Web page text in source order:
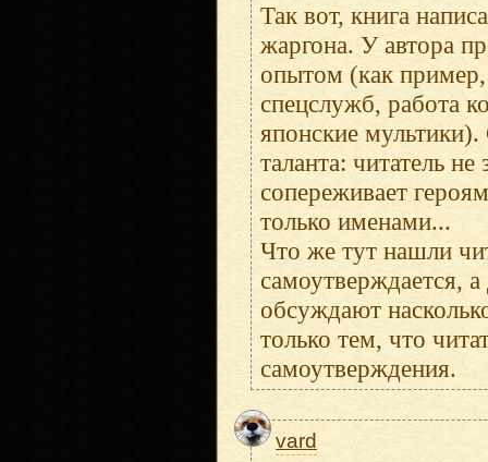
Так вот, книга
жаргона. У автора
опытом (как пример,
спецслужб, работа
японские мультики).
таланта: читатель
сопереживает
только именами...
Что же тут нашли
самоутверждается,
обсуждают
только тем, что
самоутверждения.
vard